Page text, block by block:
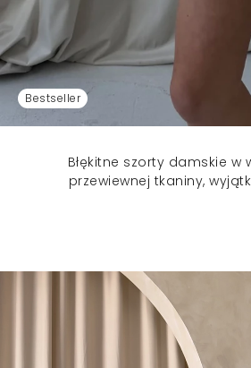
Bestseller
Błękitne szorty damskie
przewiewnej tkaniny,